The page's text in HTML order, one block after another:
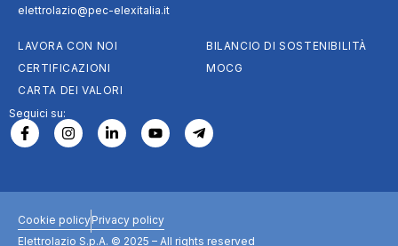
elettrolazio@pec-elexitalia.it
LAVORA CON NOI
CERTIFICAZIONI
CARTA DEI VALORI
BILANCIO DI SOSTENIBILITÀ
MOCG
Seguici su:
Cookie policyPrivacy policy
Elettrolazio S.p.A. © 2025 – All rights reserved